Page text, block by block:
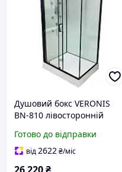
Душовий бокс VERONIS
BN-810 лівосторонній
Готово до відправки
від2622₴/міс